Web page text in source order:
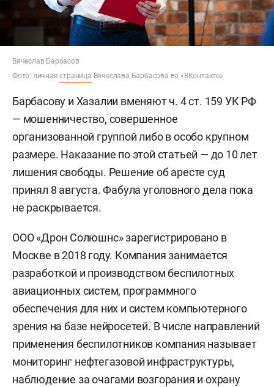
Вячеслав Барбасов
Фото: личнаястраница Вячеслава Барбасова во «ВКонтакте»
Барбасову и Хазалии вменяют ч. 4 ст. 159 УК РФ
— мошенничество, совершенное
организованной группой либо в особо крупном
размере. Наказание по этой статьей — до 10 лет
лишения свободы. Решение об аресте суд
принял 8 августа. Фабула уголовного дела пока
не раскрывается.
ООО «Дрон Солюшнс» зарегистрировано в
Москве в 2018 году. Компания занимается
разработкой и производством беспилотных
авиационных систем, программного
обеспечения для них и систем компьютерного
зрения на базе нейросетей. В числе направлений
применения беспилотников компания называет
мониторинг нефтегазовой инфраструктуры,
наблюдение за очагами возгорания и охрану